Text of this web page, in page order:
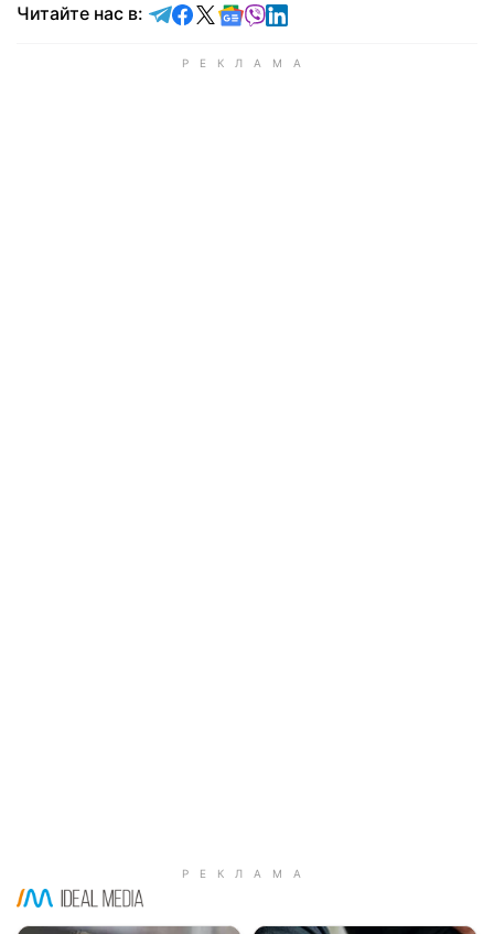
Читайте нас в: Читайте в Telegram
Читайте в Facebook
Читайте в X
Читайте в Google news
Читайте в Viber
Читайте в LinkedIn